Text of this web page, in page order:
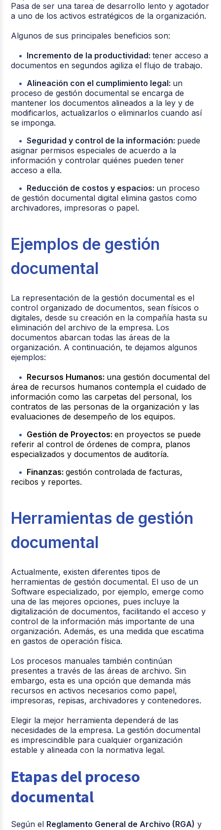
Pasa de ser una tarea de desarrollo lento y agotador
a uno de los activos estratégicos de la organización.
Algunos de sus principales beneficios son:
Incremento de la productividad:tener acceso a
documentos en segundos agiliza el flujo de trabajo.
Alineación con el cumplimiento legal: un
proceso de gestión documental se encarga de
mantener los documentos alineados a la ley y de
modificarlos, actualizarlos o eliminarlos cuando así
se imponga.
Seguridad y control de la información: puede
asignar permisos especiales de acuerdo a la
información y controlar quiénes pueden tener
acceso a ella.
Reducción de costos y espacios: un proceso
de gestión documental digital elimina gastos como
archivadores, impresoras o papel.
Ejemplos de gestión
documental
La representación de la gestión documental es el
control organizado de documentos, sean físicos o
digitales, desde su creación en la compañía hasta su
eliminación del archivo de la empresa. Los
documentos abarcan todas las áreas de la
organización. A continuación, te dejamos algunos
ejemplos:
Recursos Humanos: una gestión documental del
área de recursos humanos contempla el cuidado de
información como las carpetas del personal, los
contratos de las personas de la organización y las
evaluaciones de desempeño de los equipos.
Gestión de Proyectos:en proyectos se puede
referir al control de órdenes de compra, planos
especializados y documentos de auditoría.
Finanzas:gestión controlada de facturas,
recibos y reportes.
Herramientas de gestión
documental
Actualmente, existen diferentes tipos de
herramientas de gestión documental. El uso de un
Software especializado, por ejemplo, emerge como
una de las mejores opciones, pues incluye la
digitalización de documentos, facilitando el acceso y
control de la información más importante de una
organización. Además, es una medida que escatima
en gastos de operación física.
Los procesos manuales también continúan
presentes a través de las áreas de archivo. Sin
embargo, esta es una opción que demanda más
recursos en activos necesarios como papel,
impresoras, repisas, archivadores y contenedores.
Elegir la mejor herramienta dependerá de las
necesidades de la empresa. La gestión documental
es imprescindible para cualquier organización
estable y alineada con la normativa legal.
Etapas del proceso
documental
Según el Reglamento General de Archivo (RGA) y